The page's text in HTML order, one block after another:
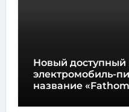
Новый доступный
электромобиль-
название